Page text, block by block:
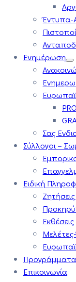
Έντυπα-
Ενημέρωση
Σας
Σύλλογοι –
Ειδική
Εκθέσεις
Επικοινωνία